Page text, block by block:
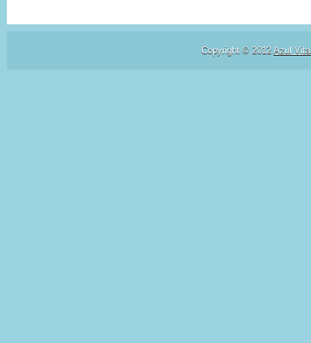
Copyright © 2012 Azul